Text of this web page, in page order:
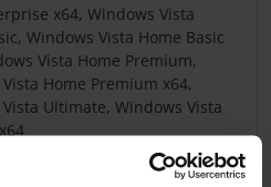
x64, Windows Vista
Windows Vista Home Basic
Vista Home Premium,
Home Premium x64,
Ultimate, Windows Vista